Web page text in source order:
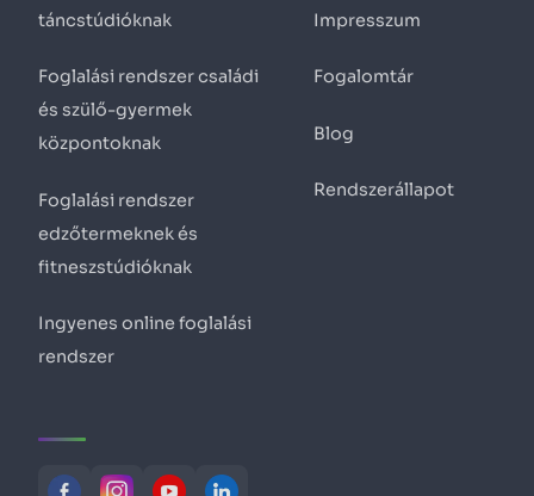
táncstúdióknak
Foglalási rendszer családi
és szülő-gyermek
központoknak
Foglalási rendszer
edzőtermeknek és
fitneszstúdióknak
Ingyenes online foglalási
rendszer
Impresszum
Fogalomtár
Blog
Rendszerállapot